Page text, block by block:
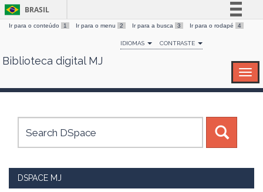
Skip
BRASIL
Simplifique!
Comunica BR
Canais
Ir para o conteúdo 1 Ir para o menu 2 Ir para a busca 3 Ir para o rodapé 4
IDIOMAS CONTRASTE
Biblioteca digital MJ
DSPACE MJ